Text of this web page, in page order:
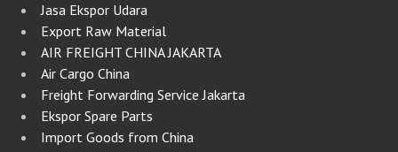
Jasa Ekspor Udara
Export Raw Material
AIR FREIGHT CHINA JAKARTA
Air Cargo China
Freight Forwarding Service Jakarta
Ekspor Spare Parts
Import Goods from China